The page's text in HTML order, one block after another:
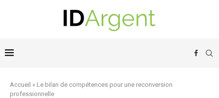
Accueil » Le bilan de compétences pour une reconversion
professionnelle